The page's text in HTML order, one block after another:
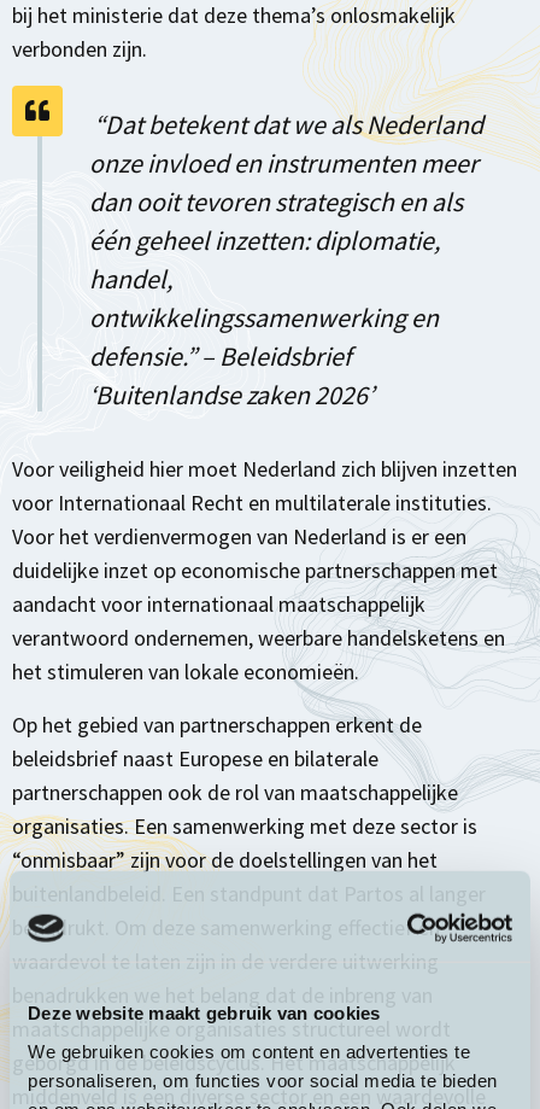
Deze website maakt gebruik van cookies
We gebruiken cookies om content en advertenties te
personaliseren, om functies voor social media te bieden
bij het ministerie dat deze thema’s onlosmakelijk
verbonden zijn.
“Dat betekent dat we als Nederland
onze invloed en instrumenten meer
dan ooit tevoren strategisch en als
één geheel inzetten: diplomatie,
handel,
ontwikkelingssamenwerking en
defensie.” – Beleidsbrief
‘Buitenlandse zaken 2026’
Voor veiligheid hier moet Nederland zich blijven inzetten
voor Internationaal Recht en multilaterale instituties.
Voor het verdienvermogen van Nederland is er een
duidelijke inzet op economische partnerschappen met
aandacht voor internationaal maatschappelijk
verantwoord ondernemen, weerbare handelsketens en
het stimuleren van lokale economieën.
Op het gebied van partnerschappen erkent de
beleidsbrief naast Europese en bilaterale
partnerschappen ook de rol van maatschappelijke
organisaties. Een samenwerking met deze sector is
“onmisbaar” zijn voor de doelstellingen van het
benadrukt. Om deze samenwerking effectief en
waardevol te laten zijn in de verdere uitwerking
maatschappelijke organisaties structureel wordt
geborgd in de beleidscyclus. Het maatschappelijk
middenveld is een diverse sector en een waardevolle